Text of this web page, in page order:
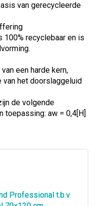
van gerecycleerde
100% recyclebaar en is
een harde kern,
van het doorslaggeluid
de volgende
aw = 0,4[H]